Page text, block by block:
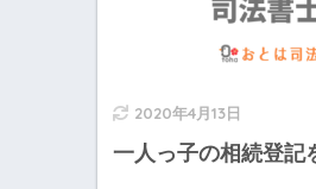
2020年4月13日
一人っ子の相続登記